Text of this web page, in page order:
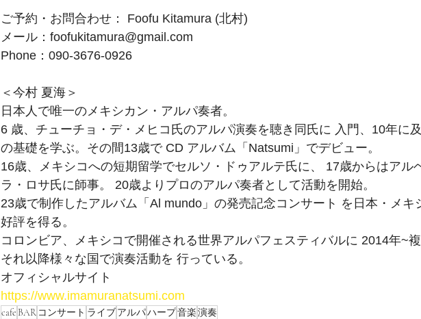
ご予約・お問合わせ： Foofu Kitamura (北村)
メール：foofukitamura@gmail.com
Phone：090-3676-0926
＜今村 夏海＞
日本人で唯一のメキシカン・アルパ奏者。
6 歳、チューチョ・デ・メヒコ氏のアルパ演奏を聴き同氏に 入門、10年に
の基礎を学ぶ。その間13歳で CD アルバム「Natsumi」でデビュー。
16歳、メキシコへの短期留学でセルソ・ドゥアルテ氏に、 17歳からはアル
ラ・ロサ氏に師事。 20歳よりプロのアルパ奏者として活動を開始。
23歳で制作したアルバム「Al mundo」の発売記念コンサート を日本・メキ
好評を得る。
コロンビア、メキシコで開催される世界アルパフェスティバルに 2014年~
それ以降様々な国で演奏活動を 行っている。
オフィシャルサイト
https://www.imamuranatsumi.com
cafe BAR コンサート ライブアルパハープ音楽演奏